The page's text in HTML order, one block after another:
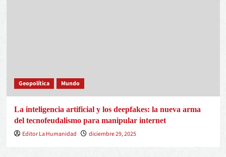
Geopolítica Mundo
La inteligencia artificial y los deepfakes: la nueva arma
del tecnofeudalismo para manipular internet
Editor La Humanidad
diciembre 29, 2025